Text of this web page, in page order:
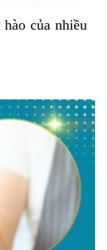
của nhiều